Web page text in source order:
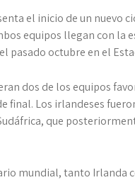
el inicio de un nuevo
equipos llegan con la
pasado octubre en el
dos de los equipos
final. Los irlandeses
que
mundial, tanto